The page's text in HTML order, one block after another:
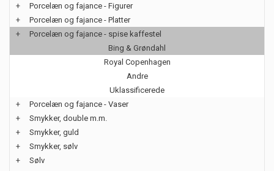
+
Porcelæn og fajance - Figurer
+
Porcelæn og fajance - Platter
+
Porcelæn og fajance - spise kaffestel
Bing & Grøndahl
Royal Copenhagen
Andre
Uklassificerede
+
Porcelæn og fajance - Vaser
+
Smykker, double m.m.
+
Smykker, guld
+
Smykker, sølv
+
Sølv